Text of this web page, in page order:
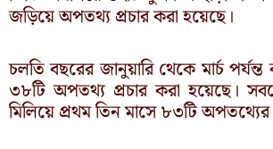
জড়িয়ে অপতথ্য প্রচার করা হয়েছে।
চলতি বছরের জানুয়ারি থেকে মার্চ
৩৮টি অপতথ্য প্রচার করা হয়েছে।
মিলিয়ে প্রথম তিন মাসে ৮৩টি অপতথ্যের